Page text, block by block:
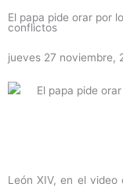
El papa pide orar por
conflictos
jueves 27 noviembre,
León XIV, en el